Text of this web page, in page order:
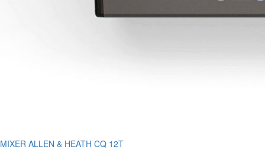
MIXER ALLEN & HEATH CQ 12T